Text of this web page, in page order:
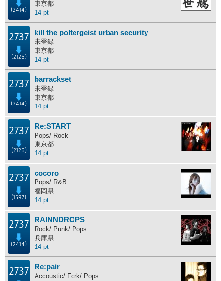
(2414)
東京都
14 pt
2737
(2126)
kill the poltergeist urban security
未登録
東京都
14 pt
2737
(2414)
barrackset
未登録
東京都
14 pt
2737
(2126)
Re:START
Pops/ Rock
東京都
14 pt
2737
(1597)
cocoro
Pops/ R&B
福岡県
14 pt
2737
(2414)
RAINNDROPS
Rock/ Punk/ Pops
兵庫県
14 pt
2737 Re:pair
Accoustic/ Fork/ Pops